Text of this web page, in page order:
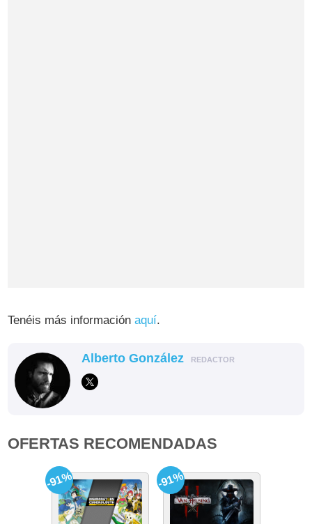
Tenéis más informaciónaquí.
Alberto González REDACTOR
OFERTAS RECOMENDADAS
-91% -91%